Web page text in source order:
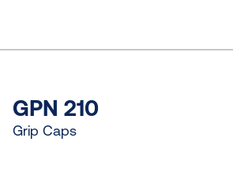
GPN 210
Grip Caps